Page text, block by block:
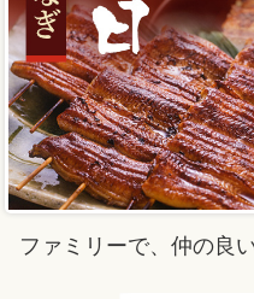
ファミリーで、仲の良